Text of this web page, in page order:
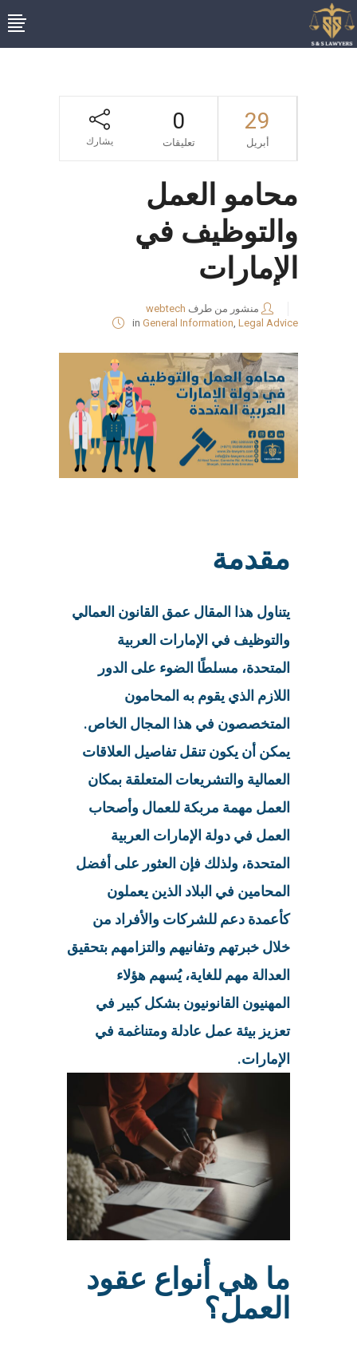
29
أبريل
0
تعليقات يشارك
محامو العمل
والتوظيف في
الإمارات
منشور من طرف webtech
in General Information, Legal Advice
مقدمة
يتناول هذا المقال عمق القانون العمالي
والتوظيف في الإمارات العربية
المتحدة، مسلطًا الضوء على الدور
اللازم الذي يقوم به المحامون
المتخصصون في هذا المجال الخاص.
يمكن أن يكون تنقل تفاصيل العلاقات
العمالية والتشريعات المتعلقة بمكان
العمل مهمة مربكة للعمال وأصحاب
العمل في دولة الإمارات العربية
المتحدة، ولذلك فإن العثور على أفضل
المحامين في البلاد الذين يعملون
كأعمدة دعم للشركات والأفراد من
خلال خبرتهم وتفانيهم والتزامهم بتحقيق
العدالة مهم للغاية، يُسهم هؤلاء
المهنيون القانونيون بشكل كبير في
تعزيز بيئة عمل عادلة ومتناغمة في
الإمارات.
ما هي أنواع عقود
العمل؟